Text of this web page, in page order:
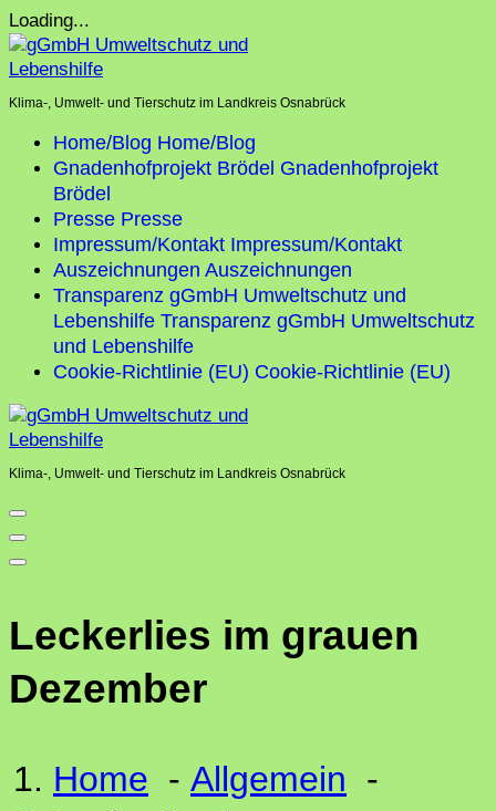
Skip
to
content
Loading...
Klima-, Umwelt- und Tierschutz im Landkreis Osnabrück
Home/Blog Home/Blog
Gnadenhofprojekt Brödel Gnadenhofprojekt
Brödel
Presse Presse
Impressum/Kontakt Impressum/Kontakt
Auszeichnungen Auszeichnungen
Transparenz gGmbH Umweltschutz und
Lebenshilfe Transparenz gGmbH Umweltschutz
und Lebenshilfe
Cookie-Richtlinie (EU) Cookie-Richtlinie (EU)
Klima-, Umwelt- und Tierschutz im Landkreis Osnabrück
Leckerlies im grauen
Dezember
Home - Allgemein -